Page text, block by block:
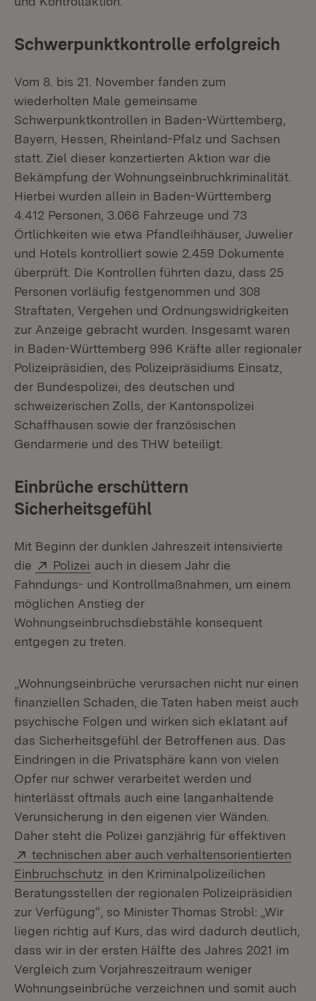
Schwerpunktkontrolle erfolgreich
Vom 8. bis 21. November fanden zum
wiederholten Male gemeinsame
Schwerpunktkontrollen in Baden-Württemberg,
Bayern, Hessen, Rheinland-Pfalz und Sachsen
statt. Ziel dieser konzertierten Aktion war die
Bekämpfung der Wohnungseinbruchkriminalität.
Hierbei wurden allein in Baden-Württemberg
4.412 Personen, 3.066 Fahrzeuge und 73
Örtlichkeiten wie etwa Pfandleihhäuser, Juwelier
und Hotels kontrolliert sowie 2.459 Dokumente
überprüft. Die Kontrollen führten dazu, dass 25
Personen vorläufig festgenommen und 308
Straftaten, Vergehen und Ordnungswidrigkeiten
zur Anzeige gebracht wurden. Insgesamt waren
in Baden-Württemberg 996 Kräfte aller regionaler
Polizeipräsidien, des Polizeipräsidiums Einsatz,
der Bundespolizei, des deutschen und
schweizerischen Zolls, der Kantonspolizei
Schaffhausen sowie der französischen
Gendarmerie und des THW beteiligt.
Einbrüche erschüttern
Sicherheitsgefühl
Mit Beginn der dunklen Jahreszeit intensivierte
die
Extern:
Polizei (Öffnet in neuem Fenster)
auch in diesem Jahr die
Fahndungs- und Kontrollmaßnahmen, um einem
möglichen Anstieg der
Wohnungseinbruchsdiebstähle konsequent
entgegen zu treten.
„Wohnungseinbrüche verursachen nicht nur einen
finanziellen Schaden, die Taten haben meist auch
psychische Folgen und wirken sich eklatant auf
das Sicherheitsgefühl der Betroffenen aus. Das
Eindringen in die Privatsphäre kann von vielen
Opfer nur schwer verarbeitet werden und
hinterlässt oftmals auch eine langanhaltende
Verunsicherung in den eigenen vier Wänden.
Daher steht die Polizei ganzjährig für effektiven
Extern:
technischen aber auch verhaltensorientierten
Einbruchschutz (Öffnet in neuem Fenster)
in den Kriminalpolizeilichen
Beratungsstellen der regionalen Polizeipräsidien
zur Verfügung“, so Minister Thomas Strobl: „Wir
liegen richtig auf Kurs, das wird dadurch deutlich,
dass wir in der ersten Hälfte des Jahres 2021 im
Vergleich zum Vorjahreszeitraum weniger
Wohnungseinbrüche verzeichnen und somit auch